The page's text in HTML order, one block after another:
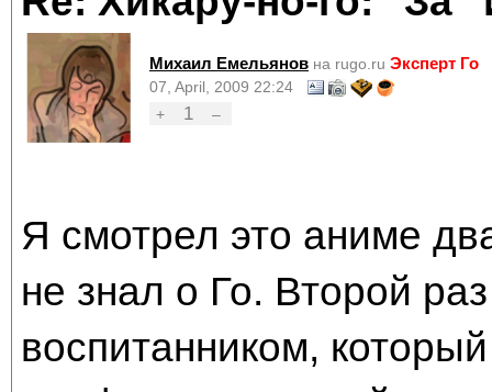
Михаил Емельянов на rugo.ru Эксперт Го
07, April, 2009 22:24
+
1 –
Я смотрел это аниме
не знал о Го. Второй
воспитанником,